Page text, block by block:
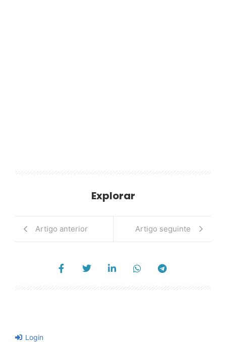
Explorar
Artigo anterior Artigo seguinte
Login